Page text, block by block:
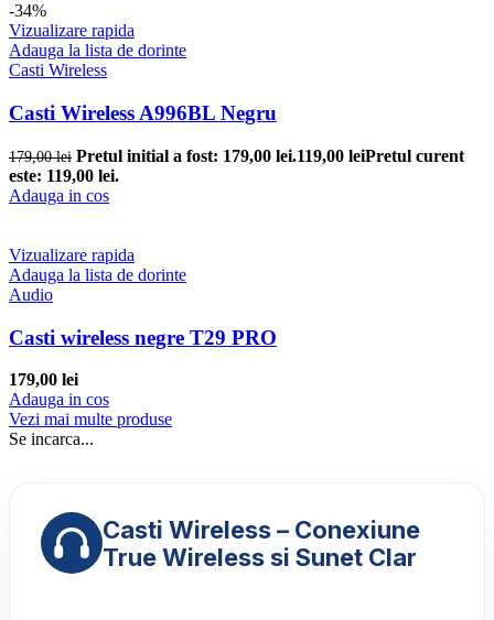
-34%
Vizualizare rapida
Adauga la lista de dorinte
Casti Wireless
Casti Wireless A996BL Negru
179,00lei Pretul initial a fost: 179,00 lei.119,00 leiPretul curent
este: 119,00 lei.
Adauga in cos
Vizualizare rapida
Adauga la lista de dorinte
Audio
Casti wireless negre T29 PRO
179,00 lei
Adauga in cos
Vezi mai multe produse
Se incarca...
Casti Wireless – Conexiune
True Wireless si Sunet Clar